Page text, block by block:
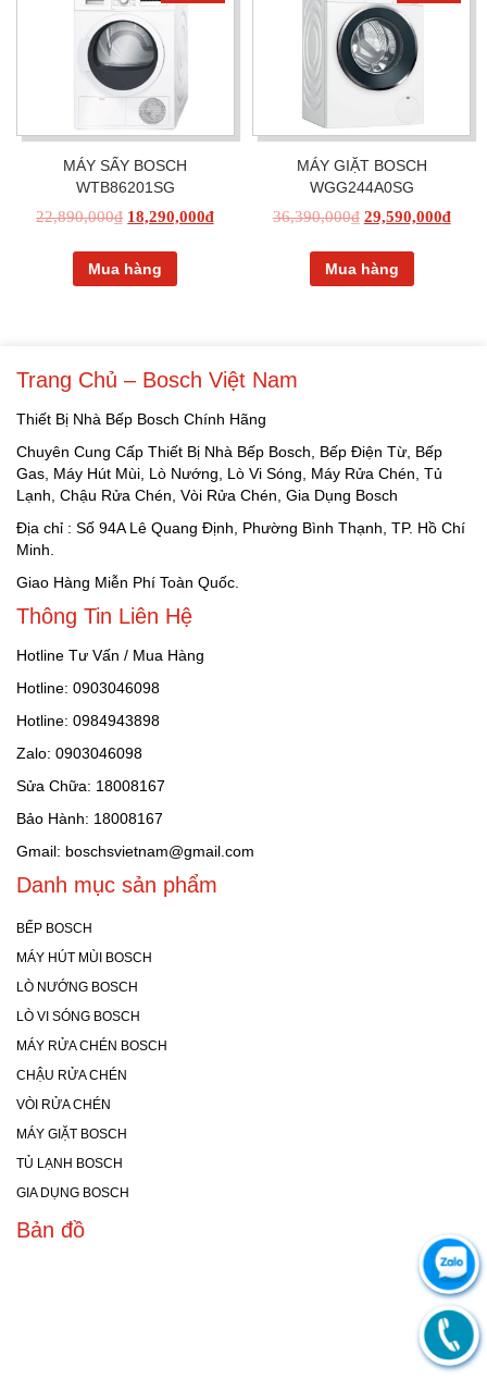
MÁY SẤY BOSCH
WTB86201SG
22,890,000₫ 18,290,000₫
Mua hàng
MÁY GIẶT BOSCH
WGG244A0SG
36,390,000₫ 29,590,000₫
Mua hàng
Trang Chủ – Bosch Việt Nam
Thiết Bị Nhà Bếp Bosch Chính Hãng
Chuyên Cung Cấp Thiết Bị Nhà Bếp Bosch, Bếp Điện Từ, Bếp
Gas, Máy Hút Mùi, Lò Nướng, Lò Vi Sóng, Máy Rửa Chén, Tủ
Lạnh, Chậu Rửa Chén, Vòi Rửa Chén, Gia Dụng Bosch
Địa chỉ : Số 94A Lê Quang Định, Phường Bình Thạnh, TP. Hồ Chí
Minh.
Giao Hàng Miễn Phí Toàn Quốc.
Thông Tin Liên Hệ
Hotline Tư Vấn / Mua Hàng
Hotline: 0903046098
Hotline: 0984943898
Zalo: 0903046098
Sửa Chữa: 18008167
Bảo Hành: 18008167
Gmail: boschsvietnam@gmail.com
Danh mục sản phẩm
BẾP BOSCH
MÁY HÚT MÙI BOSCH
LÒ NƯỚNG BOSCH
LÒ VI SÓNG BOSCH
MÁY RỬA CHÉN BOSCH
CHẬU RỬA CHÉN
VÒI RỬA CHÉN
MÁY GIẶT BOSCH
TỦ LẠNH BOSCH
GIA DỤNG BOSCH
Bản đồ